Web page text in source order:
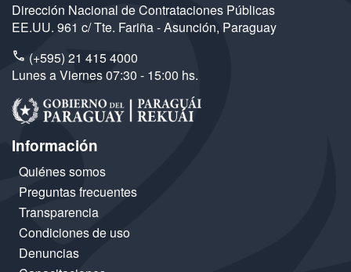
Dirección Nacional de Contrataciones Públicas
EE.UU. 961 c/ Tte. Fariña - Asunción, Paraguay
(+595) 21 415 4000
Lunes a Viernes 07:30 - 15:00 hs.
Información
Quiénes somos
Preguntas frecuentes
Transparencia
Condiciones de uso
Denuncias